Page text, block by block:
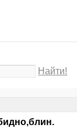
Найти!